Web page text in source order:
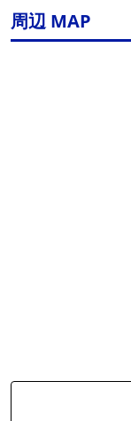
周辺 MAP